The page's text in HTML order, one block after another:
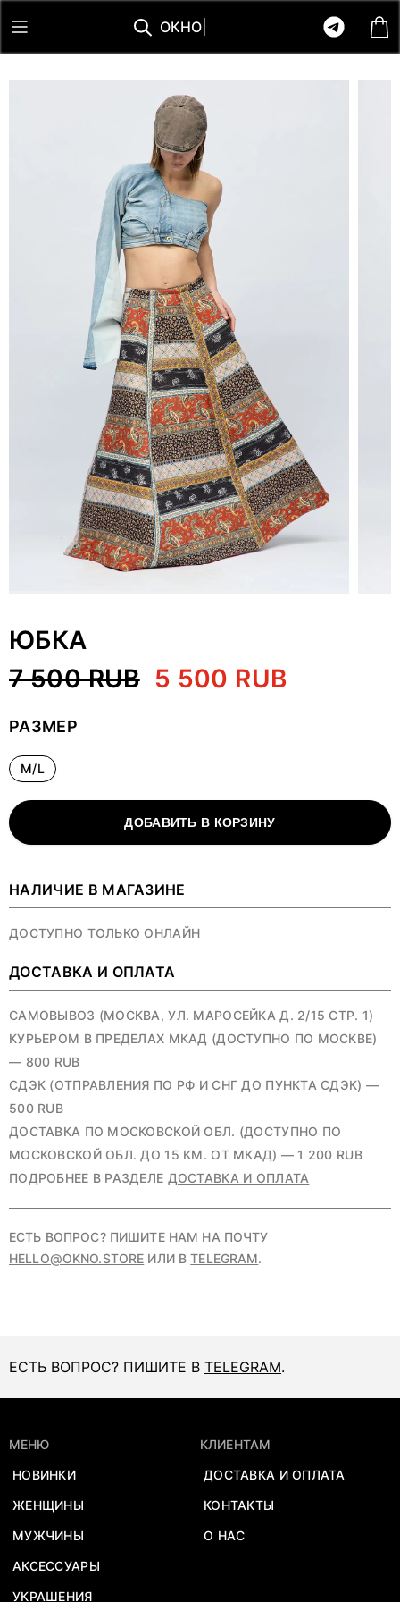
ОКНО
ЮБКА
7 500 RUB 5 500 RUB
РАЗМЕР
M/L
ДОБАВИТЬ В КОРЗИНУ
НАЛИЧИЕ В МАГАЗИНЕ
ДОСТУПНО ТОЛЬКО ОНЛАЙН
ДОСТАВКА И ОПЛАТА
САМОВЫВОЗ (МОСКВА, УЛ. МАРОСЕЙКА Д. 2/15 СТР. 1)
КУРЬЕРОМ В ПРЕДЕЛАХ МКАД (ДОСТУПНО ПО МОСКВЕ)
— 800 RUB
СДЭК (ОТПРАВЛЕНИЯ ПО РФ И СНГ ДО ПУНКТА СДЭК) —
500 RUB
ДОСТАВКА ПО МОСКОВСКОЙ ОБЛ. (ДОСТУПНО ПО
МОСКОВСКОЙ ОБЛ. ДО 15 КМ. ОТ МКАД) — 1 200 RUB
ПОДРОБНЕЕ В РАЗДЕЛЕ ДОСТАВКА И ОПЛАТА
ЕСТЬ ВОПРОС? ПИШИТЕ НАМ НА ПОЧТУ
HELLO@OKNO.STORE ИЛИ ВTELEGRAM.
ЕСТЬ ВОПРОС? ПИШИТЕ В TELEGRAM.
МЕНЮ
НОВИНКИ
ЖЕНЩИНЫ
МУЖЧИНЫ
АКСЕССУАРЫ
УКРАШЕНИЯ
КЛИЕНТАМ
ДОСТАВКА И ОПЛАТА
КОНТАКТЫ
О НАС